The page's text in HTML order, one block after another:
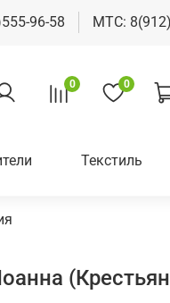
96-58 МТС:
0 0
Текстиль